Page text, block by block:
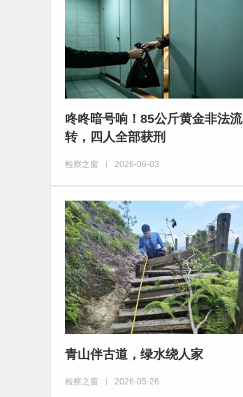
咚咚暗号响！85公斤黄金非法流
转，四人全部获刑
检察之窗 2026-06-03
青山伴古道，绿水绕人家
检察之窗 2026-05-26